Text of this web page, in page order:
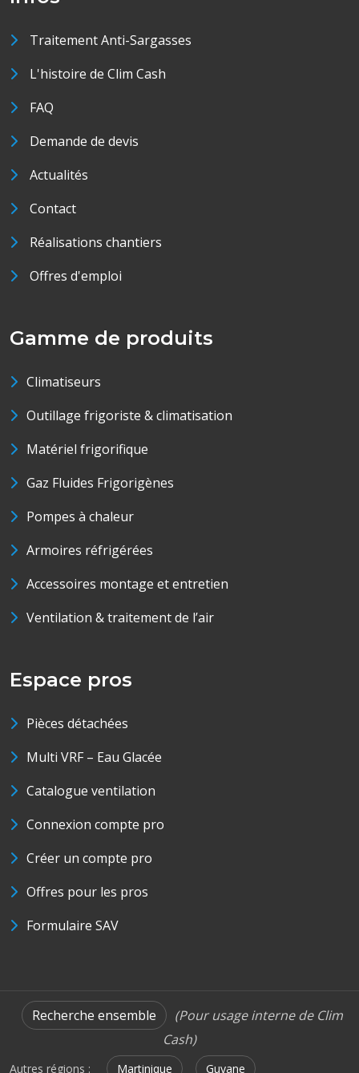
Traitement Anti-Sargasses
L'histoire de Clim Cash
FAQ
Demande de devis
Actualités
Contact
Réalisations chantiers
Offres d'emploi
Gamme de produits
Climatiseurs
Outillage frigoriste & climatisation
Matériel frigorifique
Gaz Fluides Frigorigènes
Pompes à chaleur
Armoires réfrigérées
Accessoires montage et entretien
Ventilation & traitement de l’air
Espace pros
Pièces détachées
Multi VRF – Eau Glacée
Catalogue ventilation
Connexion compte pro
Créer un compte pro
Offres pour les pros
Formulaire SAV
Recherche ensemble
(Pour usage interne de Clim
Cash)
Autres régions : Martinique Guyane